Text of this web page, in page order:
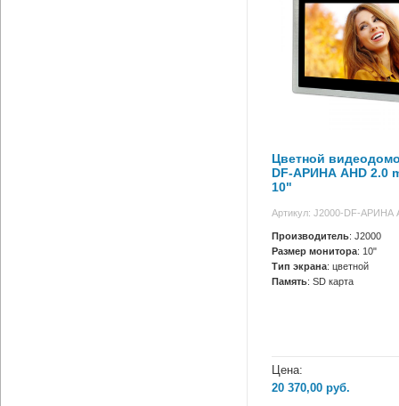
Цветной
DF-АРИНА AHD 2.0
10"
Артикул: J2000-DF-АРИНА
Производитель: J2000
Размер монитора: 10"
Тип экрана: цветной
Память: SD карта
Цена:
20 370,00 руб.